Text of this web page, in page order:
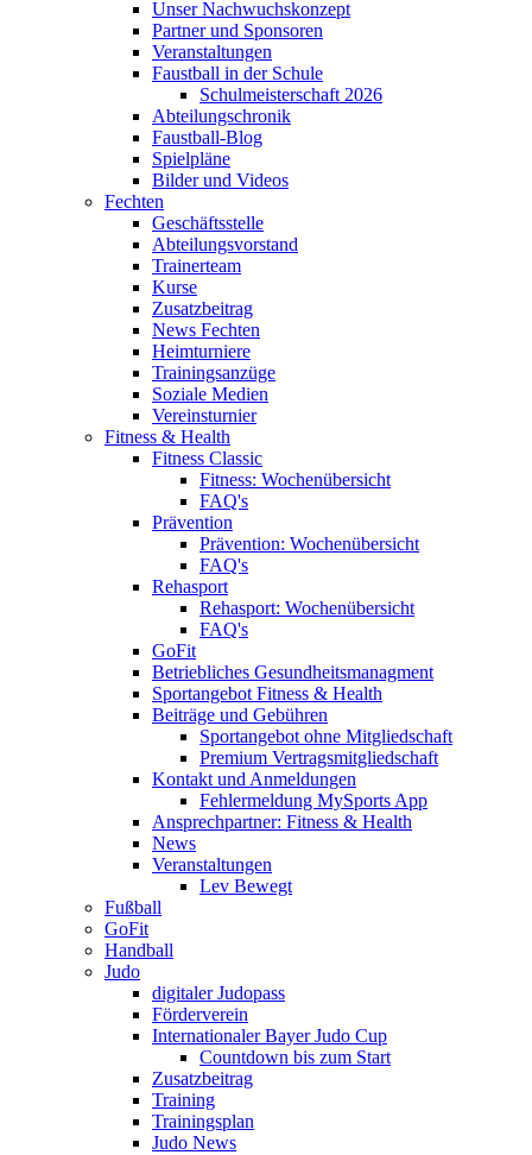
Unser Nachwuchskonzept
Partner und Sponsoren
Veranstaltungen
Faustball in der Schule
Schulmeisterschaft 2026
Abteilungschronik
Faustball-Blog
Spielpläne
Bilder und Videos
Fechten
Geschäftsstelle
Abteilungsvorstand
Trainerteam
Kurse
Zusatzbeitrag
News Fechten
Heimturniere
Trainingsanzüge
Soziale Medien
Vereinsturnier
Fitness & Health
Fitness Classic
Fitness: Wochenübersicht
FAQ's
Prävention
Prävention: Wochenübersicht
FAQ's
Rehasport
Rehasport: Wochenübersicht
FAQ's
GoFit
Betriebliches Gesundheitsmanagment
Sportangebot Fitness & Health
Beiträge und Gebühren
Sportangebot ohne Mitgliedschaft
Premium Vertragsmitgliedschaft
Kontakt und Anmeldungen
Fehlermeldung MySports App
Ansprechpartner: Fitness & Health
News
Veranstaltungen
Lev Bewegt
Fußball
GoFit
Handball
Judo
digitaler Judopass
Förderverein
Internationaler Bayer Judo Cup
Countdown bis zum Start
Zusatzbeitrag
Training
Trainingsplan
Judo News